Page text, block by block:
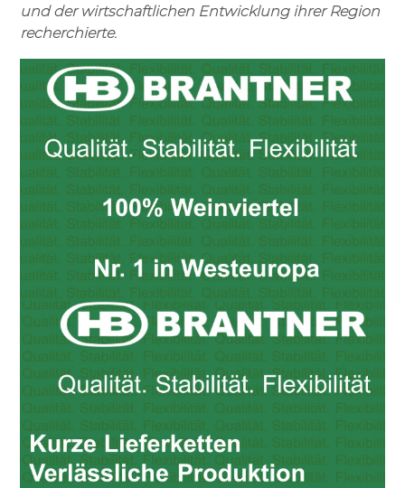
und der wirtschaftlichen Entwicklung ihrer Region
recherchierte.